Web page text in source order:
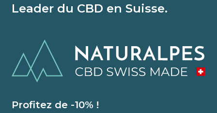
Leader du CBD en Suisse.
Profitez de -10% !